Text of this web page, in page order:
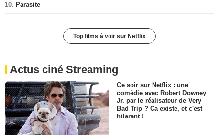
10. Parasite
Top films à voir sur Netflix
Actus ciné Streaming
Ce soir sur Netflix : une
comédie avec Robert Downey
Jr. par le réalisateur de Very
Bad Trip ? Ça existe, et c'est
hilarant !